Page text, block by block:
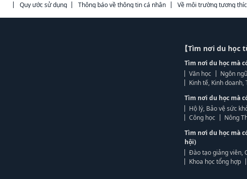
Quy ước sử dụng
Thông báo về thông tin cá nhân Về môi trường tương
【Tìm nơi du học
Tìm nơi du học mà
Văn học
Ngôn
Kinh tế, Kinh
Tìm nơi du học mà
Hộ lý, Bảo vệ sức
Công học
Nông
Tìm nơi du học mà
hội)
Đào tạo giảng viên,
Khoa học tổng hợp